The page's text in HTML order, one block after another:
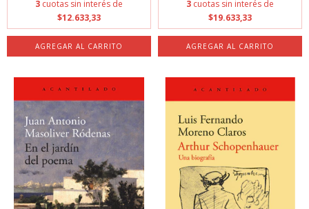
3 cuotas sin interés de
$12.633,33
3 cuotas sin interés de
$19.633,33